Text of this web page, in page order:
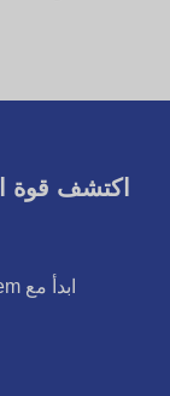
اكتشف قوة
ابدأ مع TruGem واستمتع بأفضل خدمة عملاء.